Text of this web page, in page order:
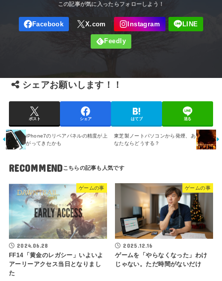
シェアお願いします！！
ポスト シェア はてブ 送る
東芝製ノートパソコンから発煙、あ
なたならどうする？
iPhone7のリペアパネルの精度が上
がってきたかも
RECOMMEND
ゲームの事
2024.06.28
FF14「黄金のレガシー」いよいよ
アーリーアクセス当日となりまし
た
ゲームの事
2025.12.16
ゲームを「やらなくなった」わけ
じゃない。ただ時間がないだけ